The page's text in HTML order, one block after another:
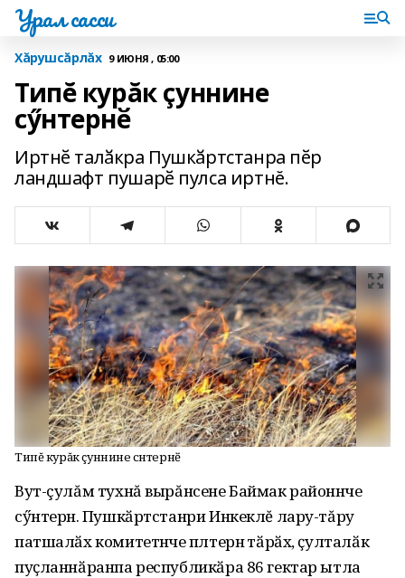
Урал сасси
Хăрушсăрлăх 9 ИЮНЯ , 05:00
Типĕ курăк çуннине
сӳнтернӗ
Иртнӗ талӑкра Пушкӑртстанра пӗр
ландшафт пушарӗ пулса иртнĕ.
Типĕ курăк çуннине сӳнтернӗ
Вут-çулăм тухнă вырăнсене Баймак районӗнче
сӳнтернӗ. Пушкӑртстанри Инкеклĕ лару-тăру
патшалӑх комитетӗнче пӗлтернӗ тӑрӑх, ҫулталӑк
пуҫланнӑранпа республикӑра 86 гектар ытла